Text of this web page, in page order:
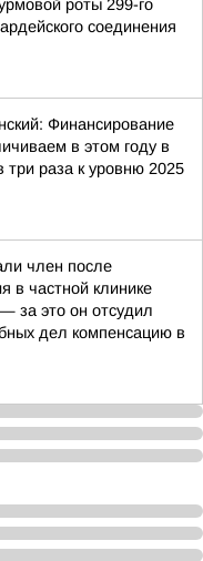
роты 299-го
соединения
Финансирование
в этом году в
три раза к уровню 2025
член после
в частной клинике
за это он отсудил
дел компенсацию в